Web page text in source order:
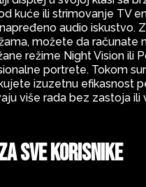
kuće ili strimovanje TV
audio iskustvo.
možete da računate
režime Night Vision ili
portrete. Tokom
izuzetnu efikasnost
više rada bez zastoja
sve korisnike